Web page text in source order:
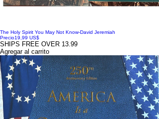
The Holy Spirit You May Not Know-David Jeremiah
Precio19,99 US$
SHIPS FREE OVER 13.99
Agregar al carrito